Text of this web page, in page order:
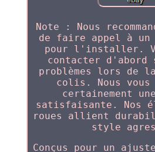
Note : Nous
de faire appel à un
pour l'installer.
contacter
problèmes lors de
colis. Nous
certainement
satisfaisante. Nos
roues allient
style
Conçus pour un